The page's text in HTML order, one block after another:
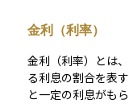
的な収益源であり
します。低金利の
やすく、利ざやが
厳しい状況となります。 資産運用においても、債
付型投資などでは
金利（利率）
金利（利率）とは
る利息の割合を表
と一定の利息がも